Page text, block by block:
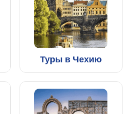
Туры в Чехию